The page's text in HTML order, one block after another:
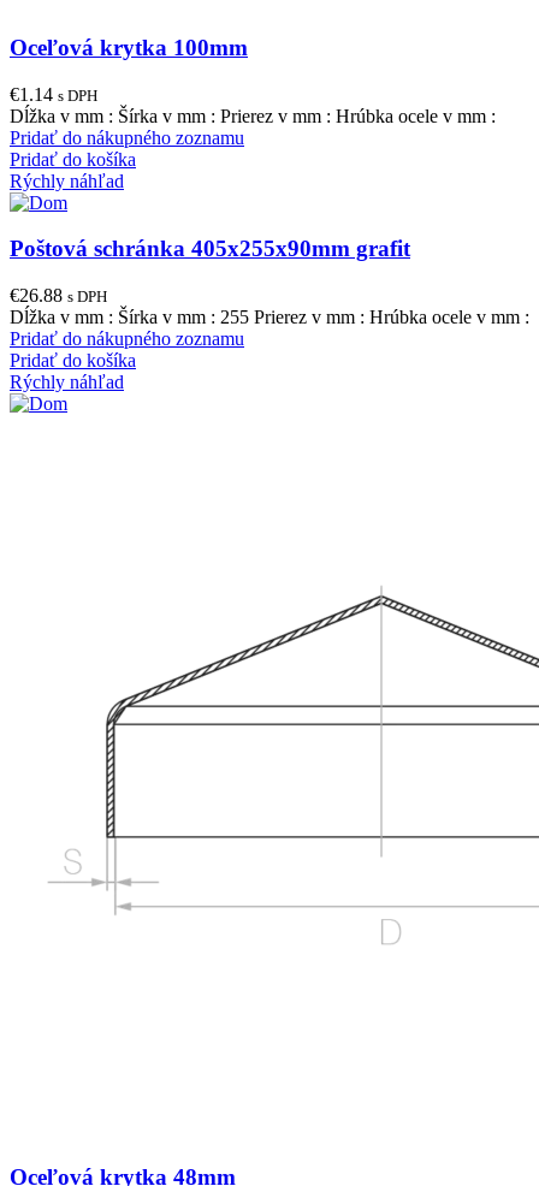
Oceľová krytka 100mm
€1.14 s DPH
Dĺžka v mm : Šírka v mm : Prierez v mm : Hrúbka ocele v mm :
Pridať do nákupného zoznamu
Pridať do košíka
Rýchly náhľad
Poštová schránka 405x255x90mm grafit
€26.88 s DPH
Dĺžka v mm : Šírka v mm : 255 Prierez v mm : Hrúbka ocele v mm :
Pridať do nákupného zoznamu
Pridať do košíka
Rýchly náhľad
Oceľová krytka 48mm